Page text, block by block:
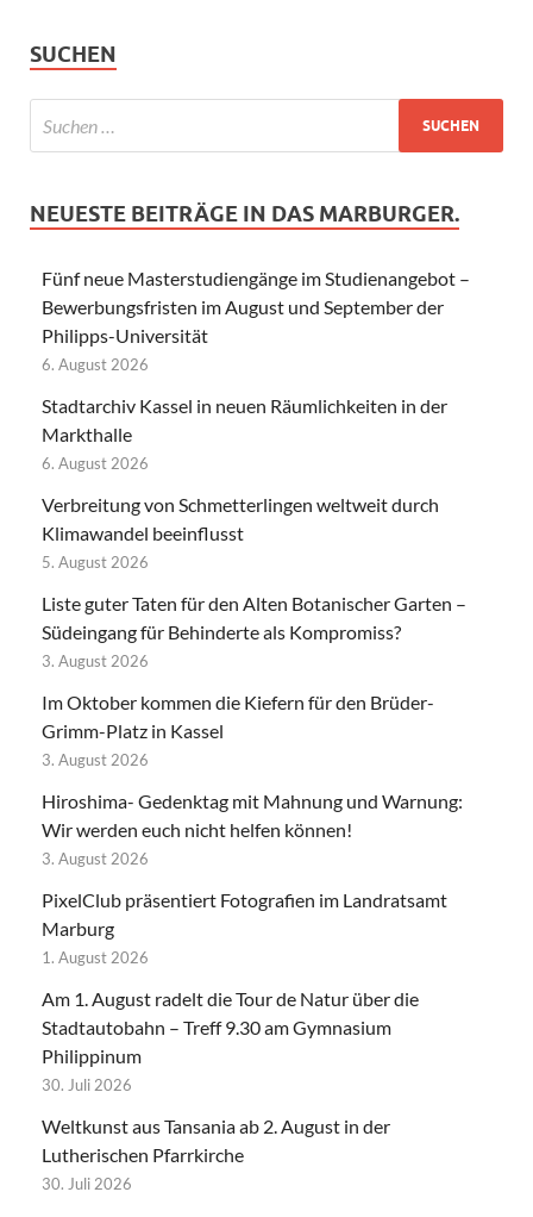
SUCHEN
NEUESTE BEITRÄGE IN DAS MARBURGER.
Fünf neue Masterstudiengänge im Studienangebot –
Bewerbungsfristen im August und September der
Philipps-Universität
6. August 2026
Stadtarchiv Kassel in neuen Räumlichkeiten in der
Markthalle
6. August 2026
Verbreitung von Schmetterlingen weltweit durch
Klimawandel beeinflusst
5. August 2026
Liste guter Taten für den Alten Botanischer Garten –
Südeingang für Behinderte als Kompromiss?
3. August 2026
Im Oktober kommen die Kiefern für den Brüder-
Grimm-Platz in Kassel
3. August 2026
Hiroshima- Gedenktag mit Mahnung und Warnung:
Wir werden euch nicht helfen können!
3. August 2026
PixelClub präsentiert Fotografien im Landratsamt
Marburg
1. August 2026
Am 1. August radelt die Tour de Natur über die
Stadtautobahn – Treff 9.30 am Gymnasium
Philippinum
30. Juli 2026
Weltkunst aus Tansania ab 2. August in der
Lutherischen Pfarrkirche
30. Juli 2026